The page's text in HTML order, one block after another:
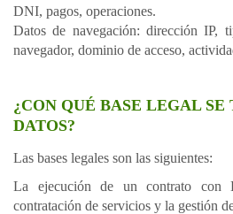
DNI, pagos, operaciones.
Datos de navegación: dirección IP,
navegador, dominio de acceso,
¿CON QUÉ BASE LEGAL SE
DATOS?
Las bases legales son las siguientes:
La ejecución de un contrato con
contratación de servicios y la gestión